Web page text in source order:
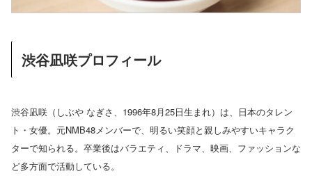
渋谷凪咲プロフィール
渋谷凪咲（しぶや なぎさ、1996年8月25日生まれ）は、日本のタレン
ト・女優。元NMB48メンバーで、明るい笑顔と親しみやすいキャラク
ターで知られる。卒業後はバラエティ、ドラマ、映画、ファッションな
ど多方面で活動している。